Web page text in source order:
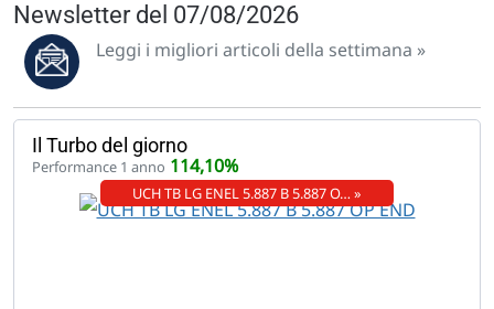
Newsletter del 07/08/2026
Leggi i migliori articoli della settimana »
Il Turbo del giorno
Performance 1 anno 114,10%
UCH TB LG ENEL 5.887 B 5.887 O… »